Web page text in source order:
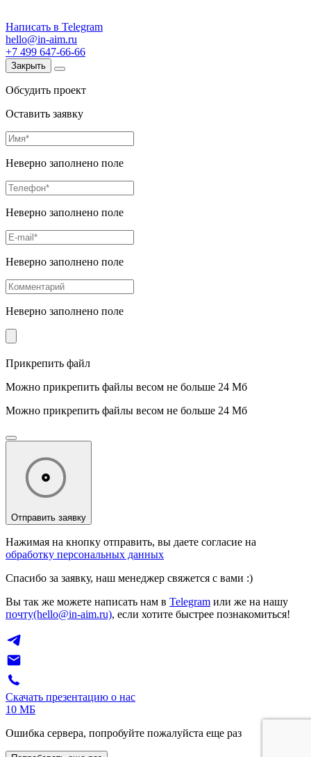
Написать в Telegram
hello@in-aim.ru
+7 499 647-66-66
Закрыть
Обсудить проект
Оставить заявку
Неверно заполнено поле
Неверно заполнено поле
Неверно заполнено поле
Неверно заполнено поле
Прикрепить файл
Можно прикрепить файлы весом не больше 24 Мб
Можно прикрепить файлы весом не больше 24 Мб
Отправить заявку
Нажимая на кнопку отправить, вы даете согласие на
обработку персональных данных
Спасибо за заявку, наш менеджер свяжется с вами :)
Вы так же можете написать нам в Telegram или же на нашу
почту(hello@in-aim.ru), если хотите быстрее познакомиться!
Скачать презентацию о нас
10 МБ
Ошибка сервера, попробуйте пожалуйста еще раз